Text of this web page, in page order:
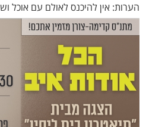
הערות: אין להיכנס לאולם עם אוכל